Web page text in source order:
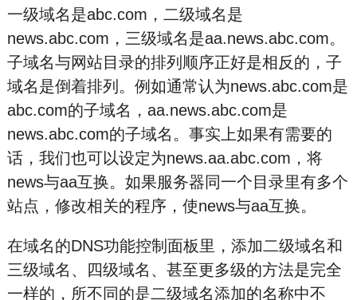
一级域名是abc.com，二级域名是
news.abc.com，三级域名是aa.news.abc.com。
子域名与网站目录的排列顺序正好是相反的，子
域名是倒着排列。例如通常认为news.abc.com是
abc.com的子域名，aa.news.abc.com是
news.abc.com的子域名。事实上如果有需要的
话，我们也可以设定为news.aa.abc.com，将
news与aa互换。如果服务器同一个目录里有多个
站点，修改相关的程序，使news与aa互换。
在域名的DNS功能控制面板里，添加二级域名和
三级域名、四级域名、甚至更多级的方法是完全
一样的，所不同的是二级域名添加的名称中不